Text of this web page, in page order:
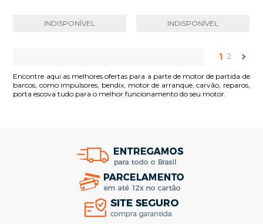
INDISPONÍVEL INDISPONÍVEL
1 2
Encontre aqui as melhores ofertas para a parte de motor de partida de
barcos, como impulsores, bendix, motor de arranque, carvão, reparos,
porta escova tudo para o melhor funcionamento do seu motor.